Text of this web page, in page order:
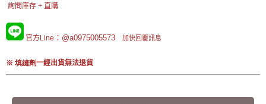
詢問庫存 + 直購
官方Line ：@a0975005573 加快回覆訊息
※ 填縫劑一經出貨無法退貨